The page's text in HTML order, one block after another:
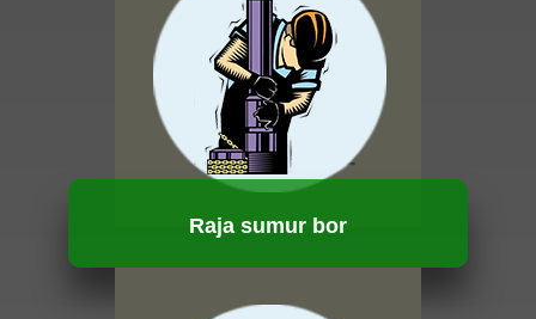
HUBUNGI KAMI
Raja sumur bor